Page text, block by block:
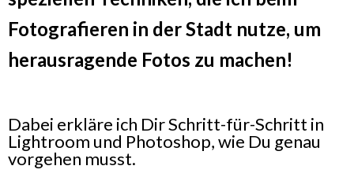
Fotografieren in der Stadt nutze, um
herausragende Fotos zu machen!
Dabei erkläre ich Dir Schritt-für-Schritt in
Lightroom und Photoshop, wie Du genau
vorgehen musst.